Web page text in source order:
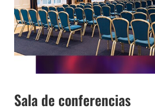
Sala de conferencias